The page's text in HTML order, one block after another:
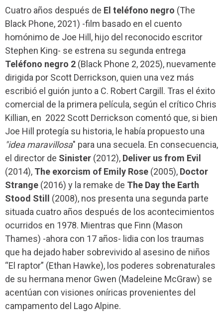
Cuatro años después de El teléfono negro (The
Black Phone, 2021) -film basado en el cuento
homónimo de Joe Hill, hijo del reconocido escritor
Stephen King- se estrena su segunda entrega
Teléfono negro 2 (Black Phone 2, 2025), nuevamente
dirigida por Scott Derrickson, quien una vez más
escribió el guión junto a C. Robert Cargill. Tras el éxito
comercial de la primera película, según el crítico Chris
Killian, en 2022 Scott Derrickson comentó que, si bien
Joe Hill protegía su historia, le había propuesto una
"idea maravillosa" para una secuela. En consecuencia,
el director de Sinister (2012), Deliver us from Evil
(2014), The exorcism of Emily Rose (2005), Doctor
Strange (2016) y la remake de The Day the Earth
Stood Still (2008), nos presenta una segunda parte
situada cuatro años después de los acontecimientos
ocurridos en 1978. Mientras que Finn (Mason
Thames) -ahora con 17 años- lidia con los traumas
que ha dejado haber sobrevivido al asesino de niños
“El raptor” (Ethan Hawke), los poderes sobrenaturales
de su hermana menor Gwen (Madeleine McGraw) se
acentúan con visiones oníricas provenientes del
campamento del Lago Alpine.